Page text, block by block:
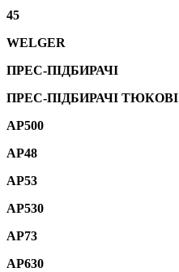
45
WELGER
ПРЕС-ПІДБИРАЧІ
ПРЕС-ПІДБИРАЧІ ТЮКОВІ
AP500
AP48
AP53
AP530
AP73
AP630